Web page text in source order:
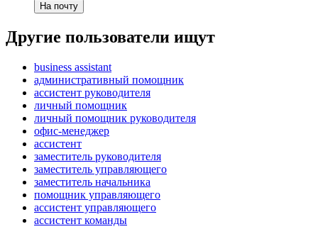
На почту
Другие пользователи ищут
business assistant
административный помощник
ассистент руководителя
личный помощник
личный помощник руководителя
офис-менеджер
ассистент
заместитель руководителя
заместитель управляющего
заместитель начальника
помощник управляющего
ассистент управляющего
ассистент команды